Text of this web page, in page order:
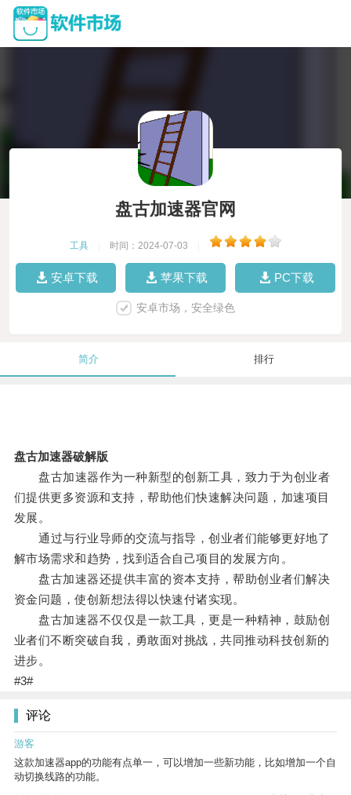
盘古加速器官网
工具 时间：2024-07-03
安卓下载 苹果下载 PC下载
安卓市场，安全绿色
简介 排行
盘古加速器破解版
盘古加速器作为一种新型的创新工具，致力于为创业者
们提供更多资源和支持，帮助他们快速解决问题，加速项目
发展。
通过与行业导师的交流与指导，创业者们能够更好地了
解市场需求和趋势，找到适合自己项目的发展方向。
盘古加速器还提供丰富的资本支持，帮助创业者们解决
资金问题，使创新想法得以快速付诸实现。
盘古加速器不仅仅是一款工具，更是一种精神，鼓励创
业者们不断突破自我，勇敢面对挑战，共同推动科技创新的
进步。
#3#
评论
游客
这款加速器app的功能有点单一，可以增加一些新功能，比如增加一个自
动切换线路的功能。